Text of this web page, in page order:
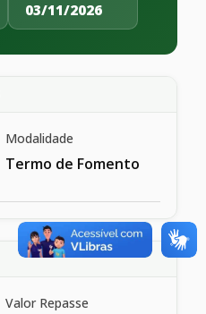
03/11/2026
Modalidade
Termo de Fomento
Valor Repasse